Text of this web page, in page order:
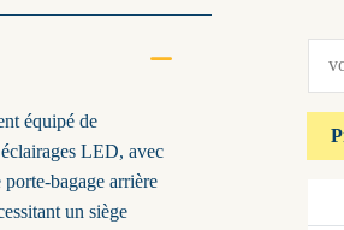
équipé de
LED, avec
bagage arrière
un siège